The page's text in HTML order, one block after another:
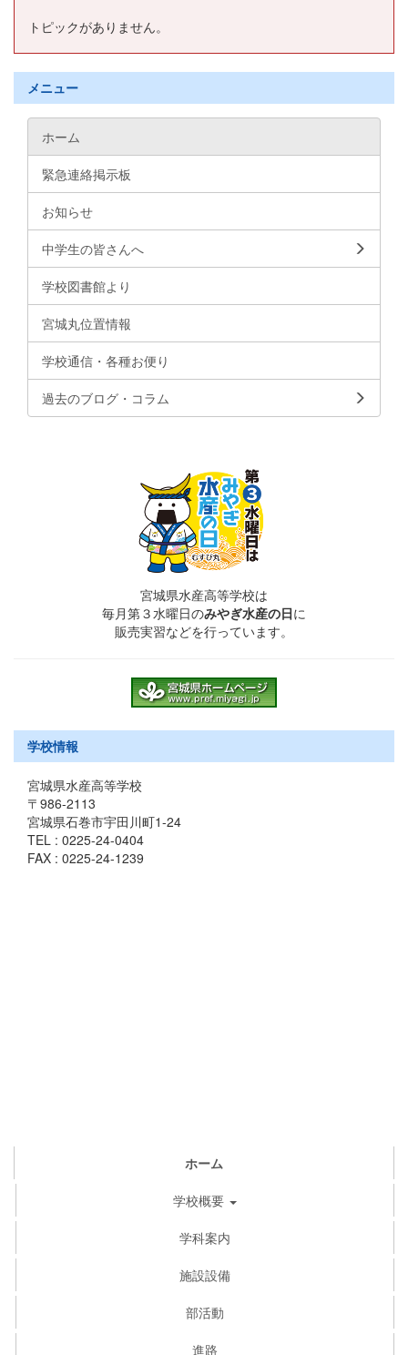
トピックがありません。
メニュー
ホーム
緊急連絡掲示板
お知らせ
中学生の皆さんへ
学校図書館より
宮城丸位置情報
学校通信・各種お便り
過去のブログ・コラム
宮城県水産高等学校は
毎月第３水曜日のみやぎ水産の日に
販売実習などを行っています。
学校情報
宮城県水産高等学校
〒986-2113
宮城県石巻市宇田川町1-24
TEL : 0225-24-0404
FAX : 0225-24-1239
ホーム
学校概要
学科案内
施設設備
部活動
進路